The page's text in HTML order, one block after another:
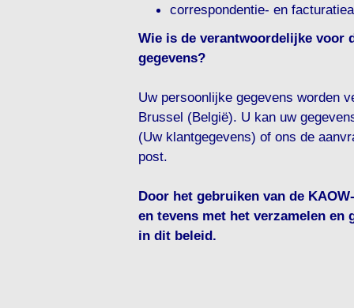
correspondentie- en
Wie is de verantwoordelijke voor
gegevens?
Uw persoonlijke gegevens worden
Brussel (België). U kan uw
(Uw klantgegevens) of ons de
post.
Door het gebruiken van de
en tevens met het verzamelen en
in dit beleid.